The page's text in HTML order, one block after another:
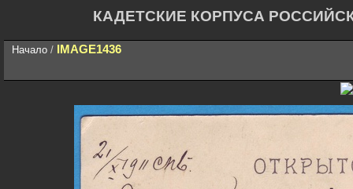
КАДЕТСКИЕ КОРПУСА
Начало / IMAGE1436